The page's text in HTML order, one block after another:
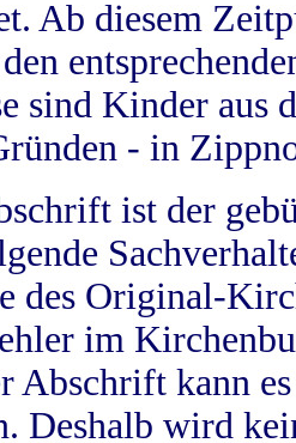
Ab diesem
sind Kinder aus
- in
ist der
des Original-
im
Abschrift kann
Deshalb wird